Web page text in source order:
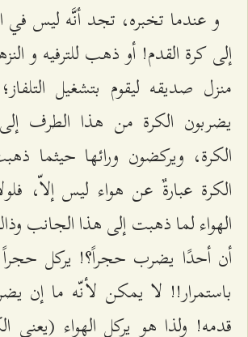
و عندما تخبره، تجد أنَّه ليس
إلى كرة القدم! أو ذهب للترفيه و
منزل صديقه ليقوم بتشغيل
يضربون الكرة من هذا الطرف
الكرة، ويركضون ورائها حيثما
الكرة عبارةٌ عن هواء ليس إلاّ،
الهواء لما ذهبت إلى هذا الجانب
أن أحدًا يضرب حجراً؟! يركل حجراً
باستمرار!! لا يمكن لأنّه ما إن
قدمه! ولذا هو يركل الهواء (يعني